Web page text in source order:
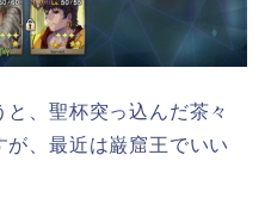
、聖杯突っ込んだ茶々
が、最近は巌窟王でいい